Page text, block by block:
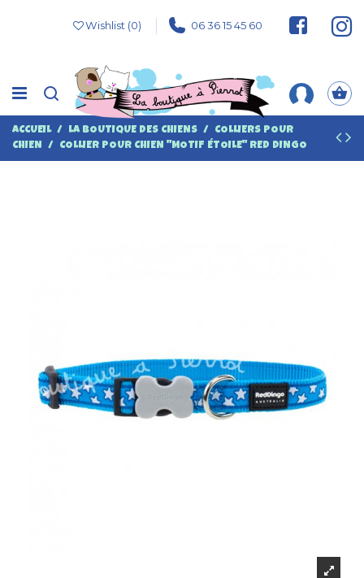
Wishlist (0) 06 36 15 45 60
ACCUEIL LA BOUTIQUE DES CHIENS
COLLIERS POUR
CHIEN
COLLIER POUR CHIEN "MOTIF ÉTOILE" RED DINGO